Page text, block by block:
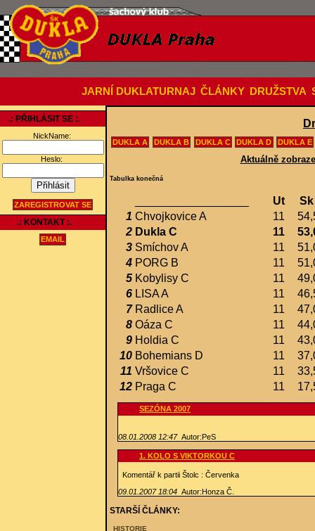
JARNÍ DUKLATURNAJ ČLÁNKY DRUŽSTVA
.: PŘIHLÁSIT SE :.
NickName:
Heslo:
ZAREGISTROVAT SE
.: KONTAKT :.
EMAIL
DUKLA A DUKLA B DUKLA C DUKLA D DUKLA E
Aktuálně
Tabulka konečná
Ut
Sk
1 Chvojkovice A 11
2 Dukla C 11
3 Smíchov A 11
4 PORG B 11
5 Kobylisy C 11
6 LISA A 11
7 Radlice A 11
8 Oáza C 11
9 Holdia C 11
10 Bohemians D 11
11 Vršovice C 11
12 Praga C 11
SEZÓNA 2007
08.01.2008 12:47Autor:PeS
1. KOLO S VIKTORKOU C
Komentář k partii Štolc : Červenka
09.01.2007 18:04 Autor:Honza Č.
STARŠÍ ČLÁNKY:
HISTORIE